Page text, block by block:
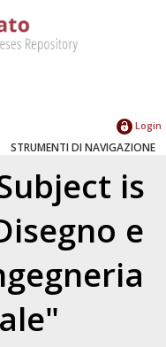
Login
STRUMENTI DI NAVIGAZIONE
is
e